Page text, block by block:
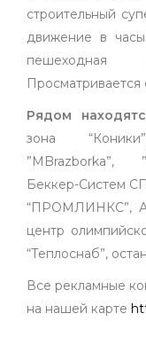
строительный
движение в
Просматривается
Рядом
зона
”MBrazborka”,
Беккер-Систем
“ПРОМЛИНКС”,
центр
“Теплоснаб”,
Все рекламные
на нашей карте